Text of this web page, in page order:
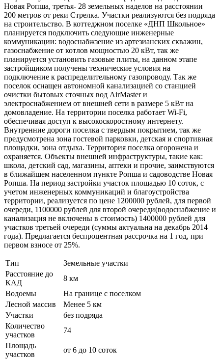
Новая Ропша, третья- 28 земельных наделов на расстоянии
200 метров от реки Стрелка. Участки реализуются без подряда
на строительство. В коттеджном поселке «ДНП Школьное»
планируется подключить следующие инженерные
коммуникации: водоснабжзение из артезианских скважин,
газоснабжение от котлов мощностью 20 кВт, так же
планируется установить газовые плиты, на данном этапе
застройщиком получены технические условия на
подключение к распределительному газопроводу. Так же
поселок оснащен автономной канализацией со станцией
очистки бытовых сточных вод AirMaster и
электроснабжением от внешней сети в размере 5 кВт на
домовладение. На территории поселка работает Wi-Fi,
обеспечивая доступ к высокоскоростному интернету.
Внутренние дороги поселка с твердым покрытием, так же
предусмотрена зона гостевой парковки, детская и спортивная
площадки, зона отдыха. Территория поселка огорожена и
охраняется. Объекты внешней инфраструктуры, такие как:
школа, детский сад, магазины, аптеки и прочие, заимствуются
в ближайшем населенном пункте Ропша и садоводстве Новая
Ропша. На период застройки участок площадью 10 соток, с
учетом инженерных коммуникаций и благоустройства
территории, реализуется по цене 1200000 рублей, для первой
очереди, 1100000 рублей для второй очереди(водоснабжение и
канализация не включены в стоимость) 1400000 рублей для
участков третьей очереди (суммы актуальна на декабрь 2014
года). Предлагается беспроцентная рассрочка на 1 год, при
первом взносе от 25%.
Тип
Земельные участки
Расстояние до
КАД
8 км
Водоемы
На границе с поселком
Лесной массив
Менее 5 км
Участки
без подряда
Количество
участков
74
Площадь
участков
от 6 до 10 соток